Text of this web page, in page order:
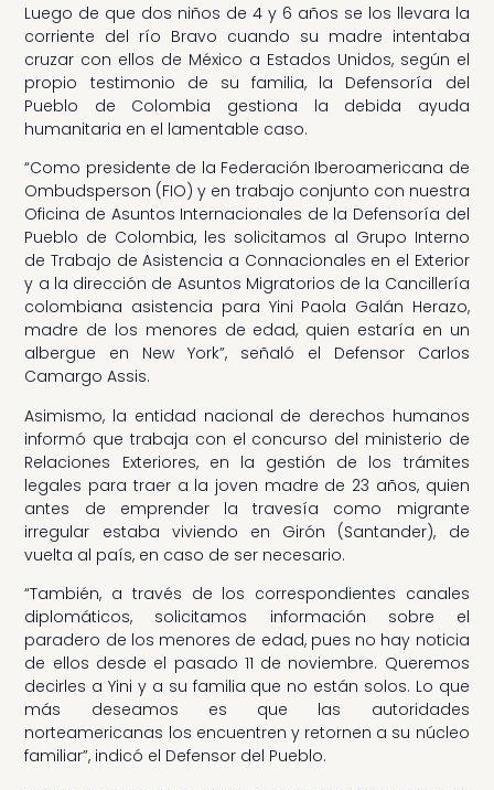
Luego de que dos niños de 4 y 6 años se los llevara la
corriente del río Bravo cuando su madre intentaba
cruzar con ellos de México a Estados Unidos, según el
propio testimonio de su familia, la Defensoría del
Pueblo de Colombia gestiona la debida ayuda
humanitaria en el lamentable caso.
“Como presidente de la Federación Iberoamericana de
Ombudsperson (FIO) y en trabajo conjunto con nuestra
Oficina de Asuntos Internacionales de la Defensoría del
Pueblo de Colombia, les solicitamos al Grupo Interno
de Trabajo de Asistencia a Connacionales en el Exterior
y a la dirección de Asuntos Migratorios de la Cancillería
colombiana asistencia para Yini Paola Galán Herazo,
madre de los menores de edad, quien estaría en un
albergue en New York”, señaló el Defensor Carlos
Camargo Assis.
Asimismo, la entidad nacional de derechos humanos
informó que trabaja con el concurso del ministerio de
Relaciones Exteriores, en la gestión de los trámites
legales para traer a la joven madre de 23 años, quien
antes de emprender la travesía como migrante
irregular estaba viviendo en Girón (Santander), de
vuelta al país, en caso de ser necesario.
“También, a través de los correspondientes canales
diplomáticos, solicitamos información sobre el
paradero de los menores de edad, pues no hay noticia
de ellos desde el pasado 11 de noviembre. Queremos
decirles a Yini y a su familia que no están solos. Lo que
más deseamos es que las autoridades
norteamericanas los encuentren y retornen a su núcleo
familiar”, indicó el Defensor del Pueblo.